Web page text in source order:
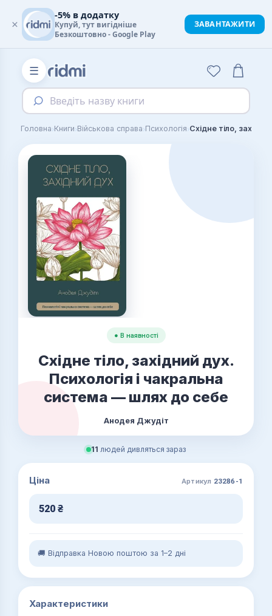
☰
Введіть назву книги
Головна›Книги›Військова справа›Психологія›
● В наявності
Східне тіло, західний дух.
Психологія і чакральна
система — шлях до себе
Анодея Джудіт
11 людей дивляться зараз
Ціна Артикул 23286-1
520 ₴
🚚 Відправка Новою поштою за 1–2 дні
Характеристики
×
-5% в додатку
Купуй, тут вигідніше
Безкоштовно - Google Play
ЗАВАНТАЖИТИ